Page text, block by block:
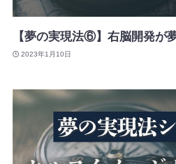
【夢の実現法⑥】右脳開発が
2023年1月10日